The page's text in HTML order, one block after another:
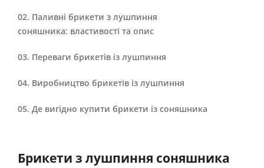
Паливні брикети з лушпиння
соняшника: властивості та опис
Переваги брикетів із лушпиння
Виробництво брикетів із лушпиння
Де вигідно купити брикети із соняшника
Брикети з лушпиння соняшника